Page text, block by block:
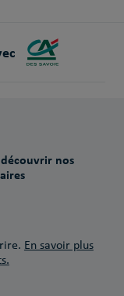
nos
En savoir plus